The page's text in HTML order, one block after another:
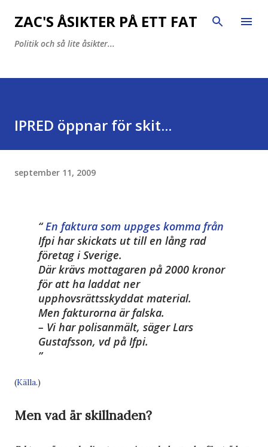
Fortsätt till huvudinnehåll
ZAC'S ÅSIKTER PÅ ETT FAT
Politik och så lite åsikter...
IPRED öppnar för skit...
september 11, 2009
En faktura som uppges komma från
Ifpi har skickats ut till en lång rad
företag i Sverige.
Där krävs mottagaren på 2000 kronor
för att ha laddat ner
upphovsrättsskyddat material.
Men fakturorna är falska.
– Vi har polisanmält, säger Lars
Gustafsson, vd på Ifpi.
(Källa.)
Men vad är skillnaden?